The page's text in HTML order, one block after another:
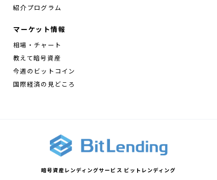
紹介プログラム
マーケット情報
相場・チャート
教えて暗号資産
今週のビットコイン
国際経済の見どころ
暗号資産レンディングサービス ビットレンディング